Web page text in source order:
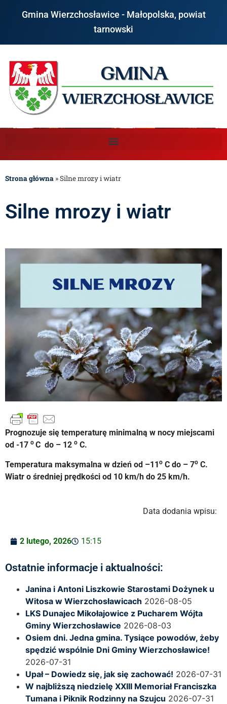
Gmina Wierzchosławice - Małopolska, powiat
tarnowski
Strona główna »Silne mrozy i wiatr
Silne mrozy i wiatr
Prognozuje się temperaturę minimalną w nocy miejscami
od -17 o C do – 12 o C.
Temperatura maksymalna w dzień od –11o C do – 7o C.
Wiatr o średniej prędkości od 10 km/h do 25 km/h.
Data dodania wpisu:
2 lutego, 2026 15:15
Ostatnie informacje i aktualności:
Janina i Antoni Liszkowie Starostami Dożynek u
Witosa w Wierzchosławicach 2026-08-05
LKS Dunajec Mikołajowice z Pucharem Wójta
Gminy Wierzchosławice 2026-08-03
Osiem dni. Jedna gmina. Tysiące powodów, żeby
spędzić wspólnie Dni Gminy Wierzchosławice!
2026-07-31
Upał – Dowiedz się, jak się zachować! 2026-07-31
W najbliższą niedzielę XXIII Memoriał Franciszka
Tumana i Piknik Rodzinny na Szujcu 2026-07-31